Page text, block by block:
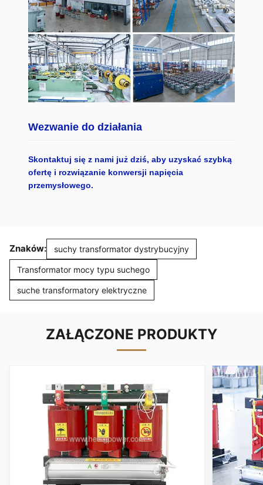
Wezwanie do działania
Skontaktuj się z nami już dziś, aby uzyskać szybką
ofertę i rozwiązanie konwersji napięcia
przemysłowego.
Znaków: suchy transformator dystrybucyjny
Transformator mocy typu suchego
suche transformatory elektryczne
ZAŁĄCZONE PRODUKTY